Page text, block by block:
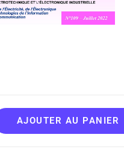
AJOUTER AU PANIER